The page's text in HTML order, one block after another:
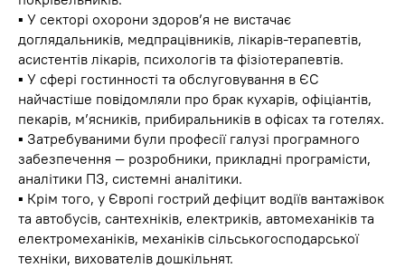
▪️ У секторі охорони здоров’я не вистачає
доглядальників, медпрацівників, лікарів-терапевтів,
асистентів лікарів, психологів та фізіотерапевтів.
▪️ У сфері гостинності та обслуговування в ЄС
найчастіше повідомляли про брак кухарів, офіціантів,
пекарів, м’ясників, прибиральників в офісах та готелях.
▪️ Затребуваними були професії галузі програмного
забезпечення — розробники, прикладні програмісти,
аналітики ПЗ, системні аналітики.
▪️ Крім того, у Європі гострий дефіцит водіїв вантажівок
та автобусів, сантехніків, електриків, автомеханіків та
електромеханіків, механіків сільськогосподарської
техніки, вихователів дошкільнят.